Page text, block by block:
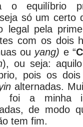
o equilíbrio
só um certo
legal pela
com os dois
ou yang) e “
), ou seja:
pois os dois
alternadas.
foi a minha
de modo
tem fim.